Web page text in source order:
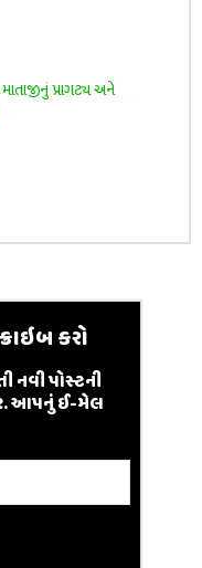
પ્રાગટ્ય અને
કરો
નવી પોસ્ટની
આપનું ઈ-મેલ